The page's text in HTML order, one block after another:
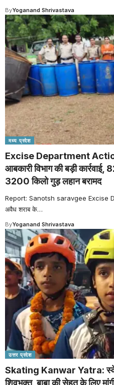
ByYoganand Shrivastava
मध्य प्रदेश
Excise Department
आबकारी विभाग की बड़ी
3200 किलो गुड़ लहान बरामद
Report: Sanotsh saravgee Excise
अवैध शराब के…
ByYoganand Shrivastava
उत्तर प्रदेश
Skating Kanwar Yatra:
शिवभक्त, बाबा की सेहत के लिए